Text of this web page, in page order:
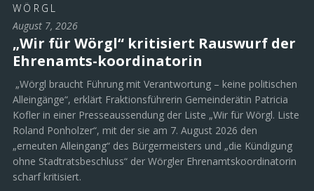
WÖRGL
August 7, 2026
„Wir für Wörgl“ kritisiert Rauswurf der
Ehrenamts-koordinatorin
„Wörgl braucht Führung mit Verantwortung – keine politischen
Alleingänge“, erklärt Fraktionsführerin Gemeinderätin Patricia
Kofler in einer Presseaussendung der Liste „Wir für Wörgl. Liste
Roland Ponholzer“, mit der sie am 7. August 2026 den
„erneuten Alleingang“ des Bürgermeisters und „die Kündigung
ohne Stadtratsbeschluss“ der Wörgler Ehrenamtskoordinatorin
scharf kritisiert.